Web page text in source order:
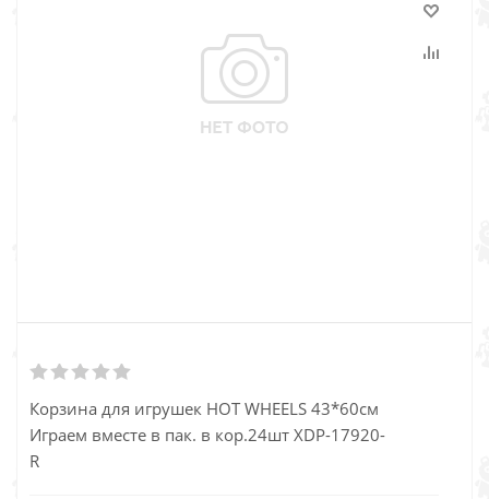
Корзина для игрушек HOT WHEELS 43*60см
Играем вместе в пак. в кор.24шт XDP-17920-
R